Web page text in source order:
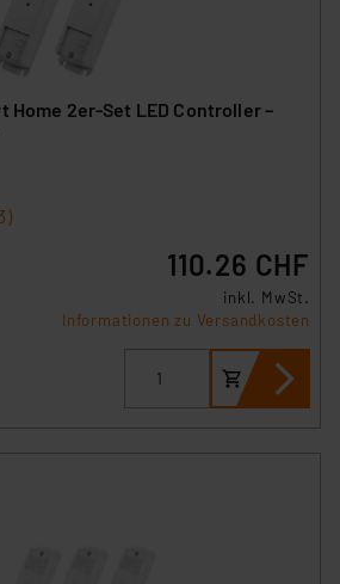
Home 2er-Set LED Controller –
110.26 CHF
inkl. MwSt.
Informationen zu Versandkosten